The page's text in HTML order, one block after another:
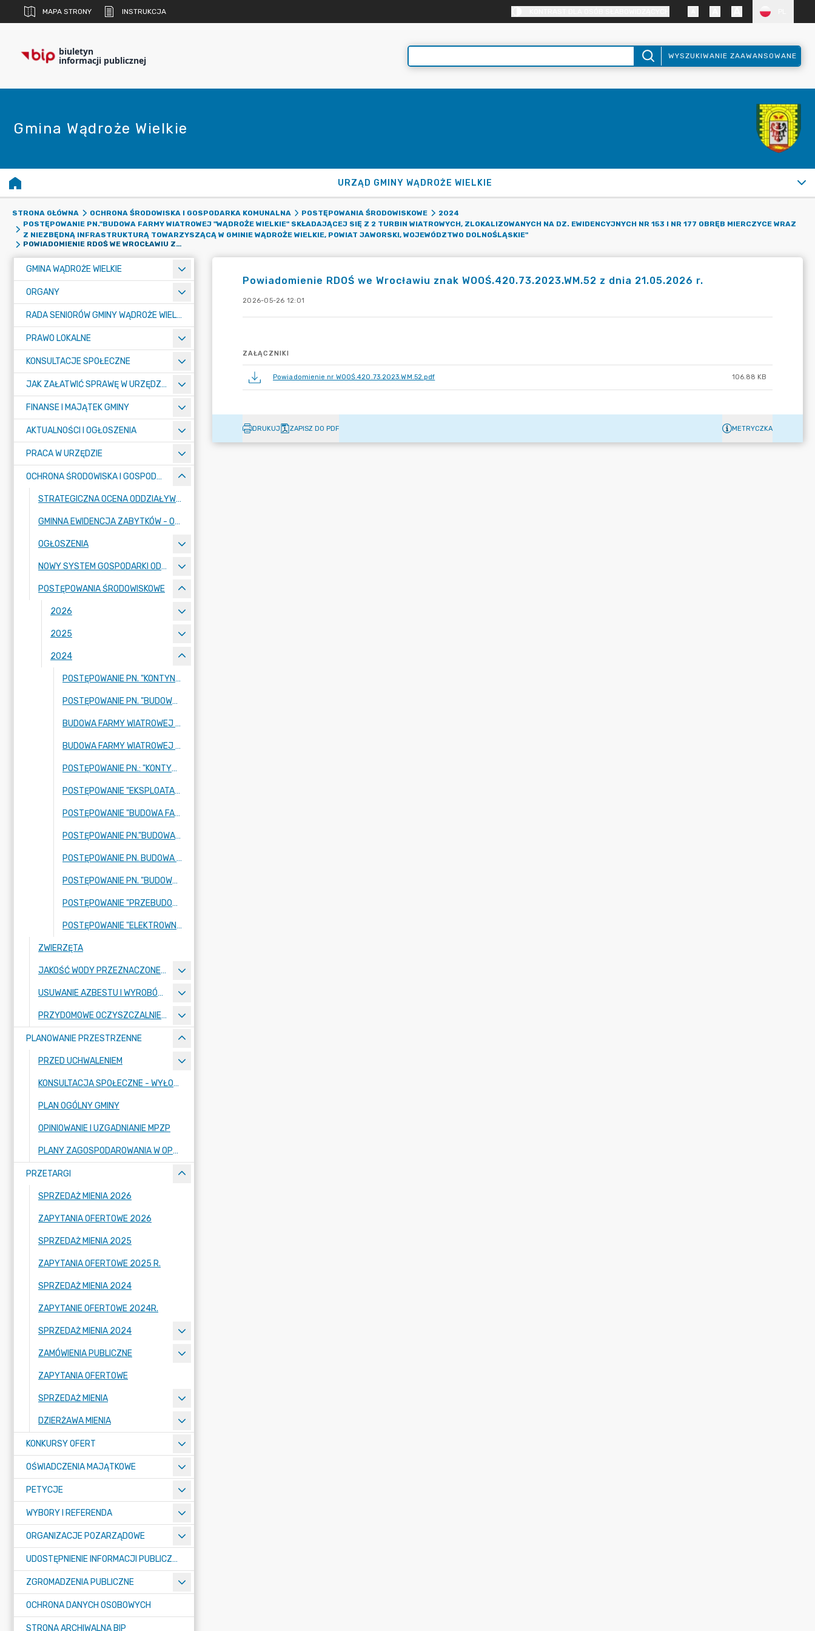
MAPA STRONY INSTRUKCJA
biuletyn
informacji publicznej WYSZUKIWANIE ZAAWANSOWANE
Gmina Wądroże Wielkie
URZĄD GMINY WĄDROŻE WIELKIE
STRONA GŁÓWNA OCHRONA ŚRODOWISKA I GOSPODARKA KOMUNALNA POSTĘPOWANIA ŚRODOWISKOWE
2024
POSTĘPOWANIE PN."BUDOWA FARMY WIATROWEJ "WĄDROŻE WIELKIE" SKŁADAJĄCEJ SIĘ Z 2 TURBIN WIATROWYCH, ZLOKALIZOWANYCH NA DZ. EWIDENCYJNYCH NR 153 I NR 177 OBRĘB MIERCZYCE WRAZ
Z NIEZBĘDNĄ INFRASTRUKTURĄ TOWARZYSZĄCĄ W GMINIE WĄDROŻE WIELKIE, POWIAT JAWORSKI, WOJEWÓDZTWO DOLNOŚLĄSKIE"
POWIADOMIENIE RDOŚ WE WROCŁAWIU ZNAK WOOŚ.420.73.2023.WM.52 Z DNIA 21.05.2026 R.
GMINA WĄDROŻE WIELKIE
ORGANY
RADA SENIORÓW GMINY WĄDROŻE WIELKIE
PRAWO LOKALNE
KONSULTACJE SPOŁECZNE
JAK ZAŁATWIĆ SPRAWĘ W URZĘDZIE ? - KARTY USŁUG I FORMULARZE
FINANSE I MAJĄTEK GMINY
AKTUALNOŚCI I OGŁOSZENIA
PRACA W URZĘDZIE
OCHRONA ŚRODOWISKA I GOSPODARKA KOMUNALNA
STRATEGICZNA OCENA ODDZIAŁYWANIA NA ŚRODOWISKO
GMINNA EWIDENCJA ZABYTKÓW - OBWIESZCZENIA
OGŁOSZENIA
NOWY SYSTEM GOSPODARKI ODPADAMI KOMUNALNYMI
POSTĘPOWANIA ŚRODOWISKOWE
2026
2025
2024
POSTĘPOWANIE PN. "KONTYNUACJA EKSPLOATACJI ZŁOŻA ŁUPKA SZAROGŁAZOWEGO JENKÓW W GRANICACH POLA B"
POSTĘPOWANIE PN. "BUDOWA INSTALACJI GAZU PŁYNNEGO ZE ZBIORNIKAMI NAZIEMNYMI GAZU O POJEMNOŚCI 2 X 6400 L, NA TERENIE DZIAŁKI 39/3, OBRĘB 0005 GĄDKÓW"
BUDOWA FARMY WIATROWEJ PAWŁOWICE WIELKIE O MOCY DO 40 MW WRAZ Z INFRASTRUKTURĄ TOWARZYSZĄCĄ W MIEJSCOWOŚCI PAWŁOWICE WIELKIE, GMINA WĄDROŻE WIELKIE
BUDOWA FARMY WIATROWEJ GĄDKÓW O MOCY DO 70 MW WRAZ Z INFRASTRUKTURĄ TOWARZYSZĄCĄ W MIEJSCOWOŚCI GĄDKÓW I MIERCZYCE, GMINA WĄDROŻE WIELKIE
POSTĘPOWANIE PN.: "KONTYNUACJA EKSPLOATACJI ZŁOŻA ŁUPKA SZAROGŁAZOWEGO "JENKÓW" Z UŻYCIEM MATERIAŁÓW WYBUCHOWYCH"
POSTĘPOWANIE "EKSPLOATACJA ZŁOŻA KRUSZYWA NATURALNEGO "SOBOLEW II" NA TERENIE DZIAŁEK 18 I 98 - OBRĘB SOBOLEW"
POSTĘPOWANIE "BUDOWA FARMY WIATROWEJ "JENKÓW" W GMINIE WĄDROŻE WIELKIE WRAZ Z INFRASTRUKTURĄ TOWARZYSZĄCĄ"
POSTĘPOWANIE PN."BUDOWA FARMY WIATROWEJ "WĄDROŻE WIELKIE" SKŁADAJĄCEJ SIĘ Z 2 TURBIN WIATROWYCH, ZLOKALIZOWANYCH NA DZ. EWIDENCYJNYCH NR 153 I NR 177 OBRĘB MIERCZYCE WRAZ Z NIEZBĘDNĄ INFRASTRUKTURĄ TOWARZYSZĄCĄ W GMINIE WĄDROŻE WIELKIE, POWIAT JAWORSKI, WOJEWÓDZTWO DOLNOŚLĄSKIE"
POSTĘPOWANIE PN. BUDOWA FARMY WIATROWEJ "WĄDROŻE WIELKIE" SKŁADAJĄCEJ SIĘ Z 2 TURBIN WIATROWYCH
POSTĘPOWANIE PN. "BUDOWA TURBINY WIATROWEJ W OBRĘBIE JENKÓW W GMINIE WĄDROŻE WIELKIE WRAZ Z INFRASTRUKTURĄ TOWARZYSZĄCĄ"
POSTĘPOWANIE "PRZEBUDOWA DROGI WOJEWÓDZKIEJ NR 345 OD KM 9+960 DO KM 13+920"
POSTĘPOWANIE "ELEKTROWNIA FOTOWOLTAICZNA JENKÓW O MOCY DO 50 MW ZLOKALIZOWANA W GMINIE WĄDROŻE WIELKIE, POWIECIE JAWORSKIM, WOJEWÓDZTWIE DOLNOŚLĄSKIM"
ZWIERZĘTA
JAKOŚĆ WODY PRZEZNACZONEJ DO SPOŻYCIA PRZEZ LUDZI NA TERENIE GMINY WĄDROŻE WIELKIE
USUWANIE AZBESTU I WYROBÓW ZAWIERAJĄCYCH AZBEST Z TERENU GMINY WĄDROŻE WIELKIE
PRZYDOMOWE OCZYSZCZALNIE ŚCIEKÓW
PLANOWANIE PRZESTRZENNE
PRZED UCHWALENIEM
KONSULTACJA SPOŁECZNE - WYŁOŻENIE
PLAN OGÓLNY GMINY
OPINIOWANIE I UZGADNIANIE MPZP
PLANY ZAGOSPODAROWANIA W OPRACOWANIU
PRZETARGI
SPRZEDAŻ MIENIA 2026
ZAPYTANIA OFERTOWE 2026
SPRZEDAŻ MIENIA 2025
ZAPYTANIA OFERTOWE 2025 R.
SPRZEDAŻ MIENIA 2024
ZAPYTANIE OFERTOWE 2024R.
SPRZEDAŻ MIENIA 2024
ZAMÓWIENIA PUBLICZNE
ZAPYTANIA OFERTOWE
SPRZEDAŻ MIENIA
DZIERŻAWA MIENIA
KONKURSY OFERT
OŚWIADCZENIA MAJĄTKOWE
PETYCJE
WYBORY I REFERENDA
ORGANIZACJE POZARZĄDOWE
UDOSTĘPNIENIE INFORMACJI PUBLICZNEJ
ZGROMADZENIA PUBLICZNE
OCHRONA DANYCH OSOBOWYCH
STRONA ARCHIWALNA BIP
Powiadomienie RDOŚ we Wrocławiu znak WOOŚ.420.73.2023.WM.52 z dnia 21.05.2026 r.
2026-05-26 12:01
ZAŁĄCZNIKI
Powiadomienie nr WOOŚ.420.73.2023.WM.52.pdf 106.88 KB
DRUKUJ ZAPISZ DO PDF METRYCZKA